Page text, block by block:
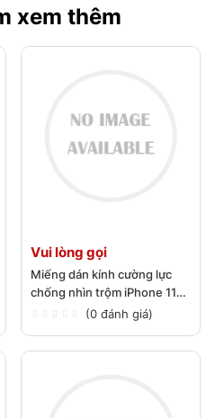
xem thêm
Vui lòng gọi
Miếng dán kính cường lực
chống nhìn trộm iPhone 11
(0 đánh giá)